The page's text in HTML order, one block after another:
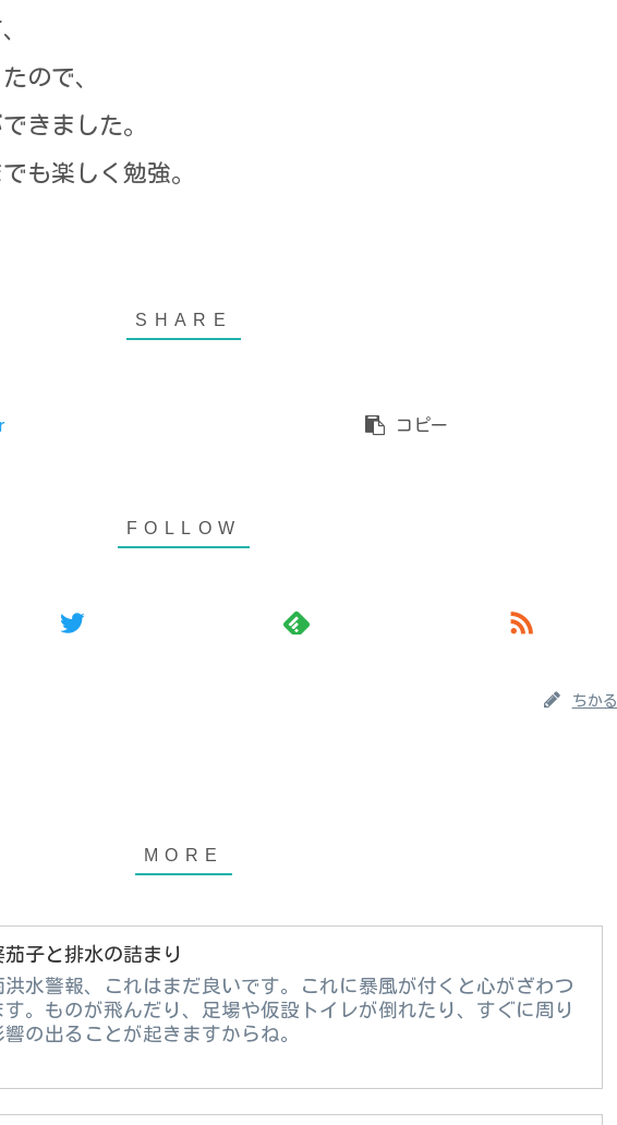
ので、
きました。
も楽しく勉強。
コピー
ちかる
茄子と排水の詰まり
洪水警報、これはまだ良いです。これに暴風が付くと心がざわつ
す。ものが飛んだり、足場や仮設トイレが倒れたり、すぐに周り
響の出ることが起きますからね。